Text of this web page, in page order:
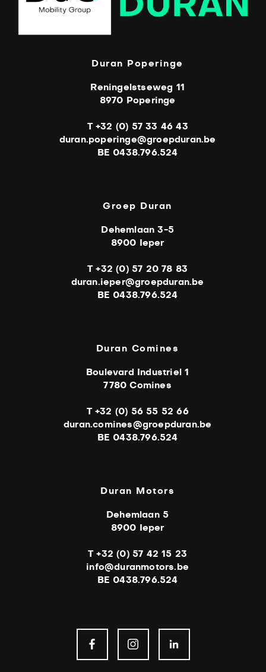
Duran Poperinge
Reningelstseweg 11
8970 Poperinge
T +32 (0) 57 33 46 43
duran.poperinge@groepduran.be
BE 0438.796.524
Groep Duran
Dehemlaan 3-5
8900 Ieper
T +32 (0) 57 20 78 83
duran.ieper@groepduran.be
BE 0438.796.524
Duran Comines
Boulevard Industriel 1
7780 Comines
T +32 (0) 56 55 52 66
duran.comines@groepduran.be
BE 0438.796.524
Duran Motors
Dehemlaan 5
8900 Ieper
T +32 (0) 57 42 15 23
info@duranmotors.be
BE 0438.796.524